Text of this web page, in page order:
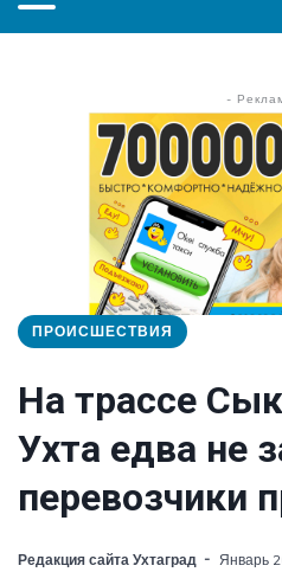
-
ПРОИСШЕСТВИЯ
На трассе
Ухта едва не
перевозчики
Редакция сайта Ухтаград Январь